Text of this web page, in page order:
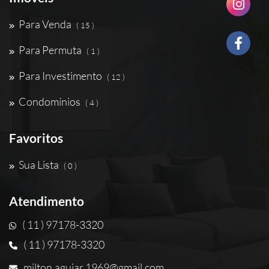
Para Venda ( 15 )
Para Permuta ( 1 )
Para Investimento ( 12 )
Condomínios ( 4 )
Favoritos
Sua Lista ( 0 )
Atendimento
( 11 ) 97178-3320
( 11 ) 97178-3320